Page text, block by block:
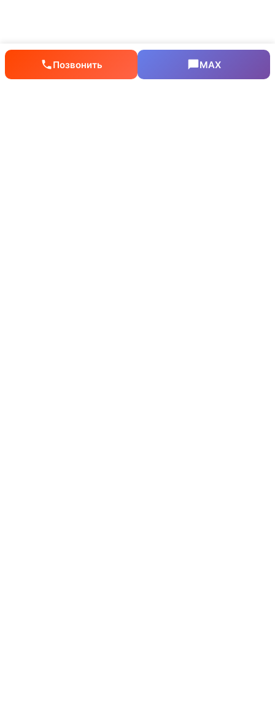
Позвонить MAX